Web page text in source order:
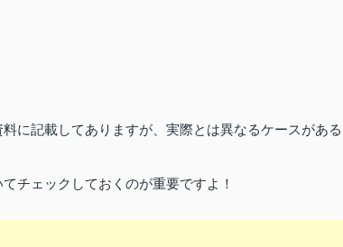
に記載してありますが、実際とは異なるケースがある
チェックしておくのが重要ですよ！